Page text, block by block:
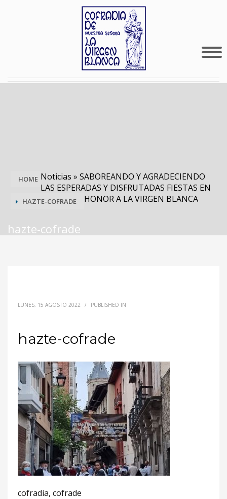
HOME Noticias » SABOREANDO Y AGRADECIENDO
LAS ESPERADAS Y DISFRUTADAS FIESTAS EN
HONOR A LA VIRGEN BLANCA
HAZTE-COFRADE
hazte-cofrade
LUNES, 15 AGOSTO 2022 / PUBLISHED IN
hazte-cofrade
cofradia, cofrade